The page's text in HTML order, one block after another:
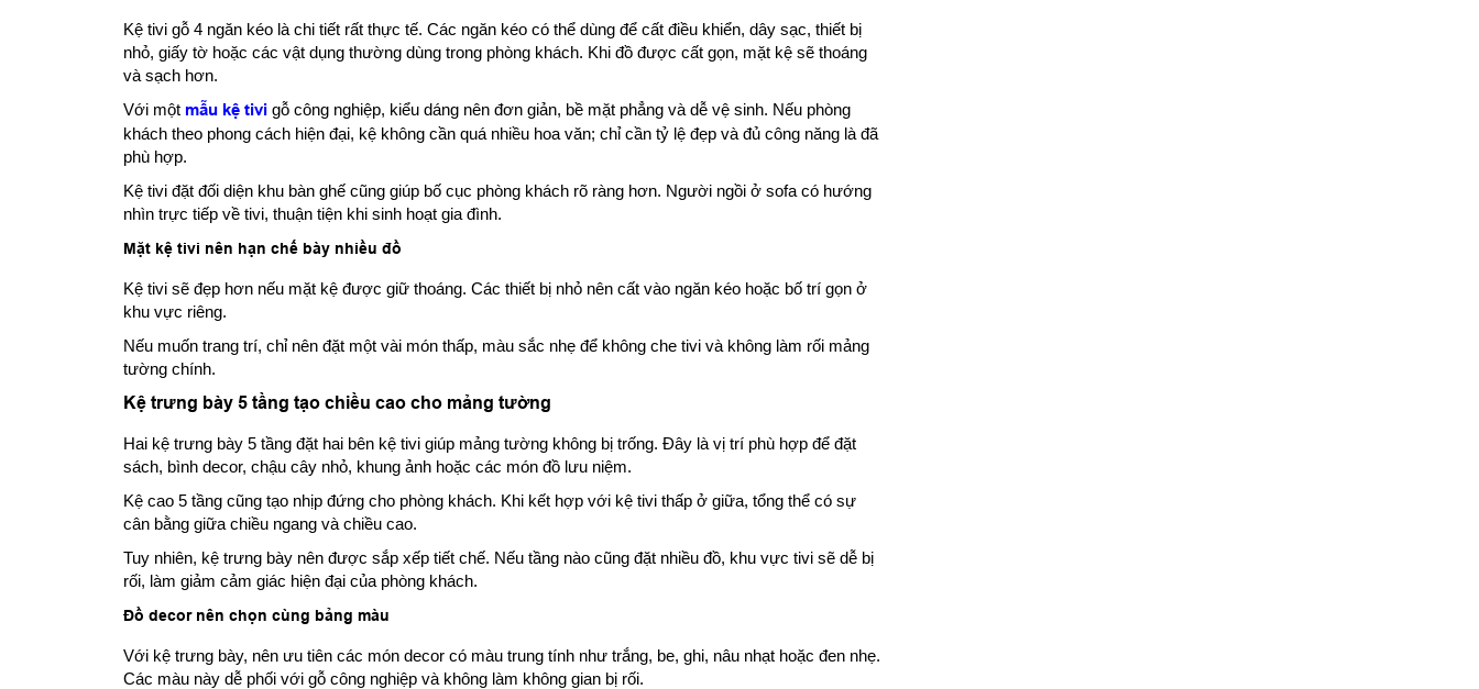
Kệ tivi gỗ 4 ngăn kéo là chi tiết rất thực tế. Các ngăn kéo có thể dùng để cất điều khiển, dây sạc, thiết bị
nhỏ, giấy tờ hoặc các vật dụng thường dùng trong phòng khách. Khi đồ được cất gọn, mặt kệ sẽ thoáng
và sạch hơn.
Với một mẫu kệ tivi gỗ công nghiệp, kiểu dáng nên đơn giản, bề mặt phẳng và dễ vệ sinh. Nếu phòng
khách theo phong cách hiện đại, kệ không cần quá nhiều hoa văn; chỉ cần tỷ lệ đẹp và đủ công năng là đã
phù hợp.
Kệ tivi đặt đối diện khu bàn ghế cũng giúp bố cục phòng khách rõ ràng hơn. Người ngồi ở sofa có hướng
nhìn trực tiếp về tivi, thuận tiện khi sinh hoạt gia đình.
Mặt kệ tivi nên hạn chế bày nhiều đồ
Kệ tivi sẽ đẹp hơn nếu mặt kệ được giữ thoáng. Các thiết bị nhỏ nên cất vào ngăn kéo hoặc bố trí gọn ở
khu vực riêng.
Nếu muốn trang trí, chỉ nên đặt một vài món thấp, màu sắc nhẹ để không che tivi và không làm rối mảng
tường chính.
Kệ trưng bày 5 tầng tạo chiều cao cho mảng tường
Hai kệ trưng bày 5 tầng đặt hai bên kệ tivi giúp mảng tường không bị trống. Đây là vị trí phù hợp để đặt
sách, bình decor, chậu cây nhỏ, khung ảnh hoặc các món đồ lưu niệm.
Kệ cao 5 tầng cũng tạo nhịp đứng cho phòng khách. Khi kết hợp với kệ tivi thấp ở giữa, tổng thể có sự
cân bằng giữa chiều ngang và chiều cao.
Tuy nhiên, kệ trưng bày nên được sắp xếp tiết chế. Nếu tầng nào cũng đặt nhiều đồ, khu vực tivi sẽ dễ bị
rối, làm giảm cảm giác hiện đại của phòng khách.
Đồ decor nên chọn cùng bảng màu
Với kệ trưng bày, nên ưu tiên các món decor có màu trung tính như trắng, be, ghi, nâu nhạt hoặc đen nhẹ.
Các màu này dễ phối với gỗ công nghiệp và không làm không gian bị rối.